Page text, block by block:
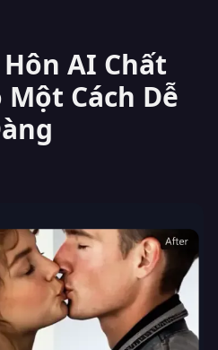
AI Chất
Cách Dễ